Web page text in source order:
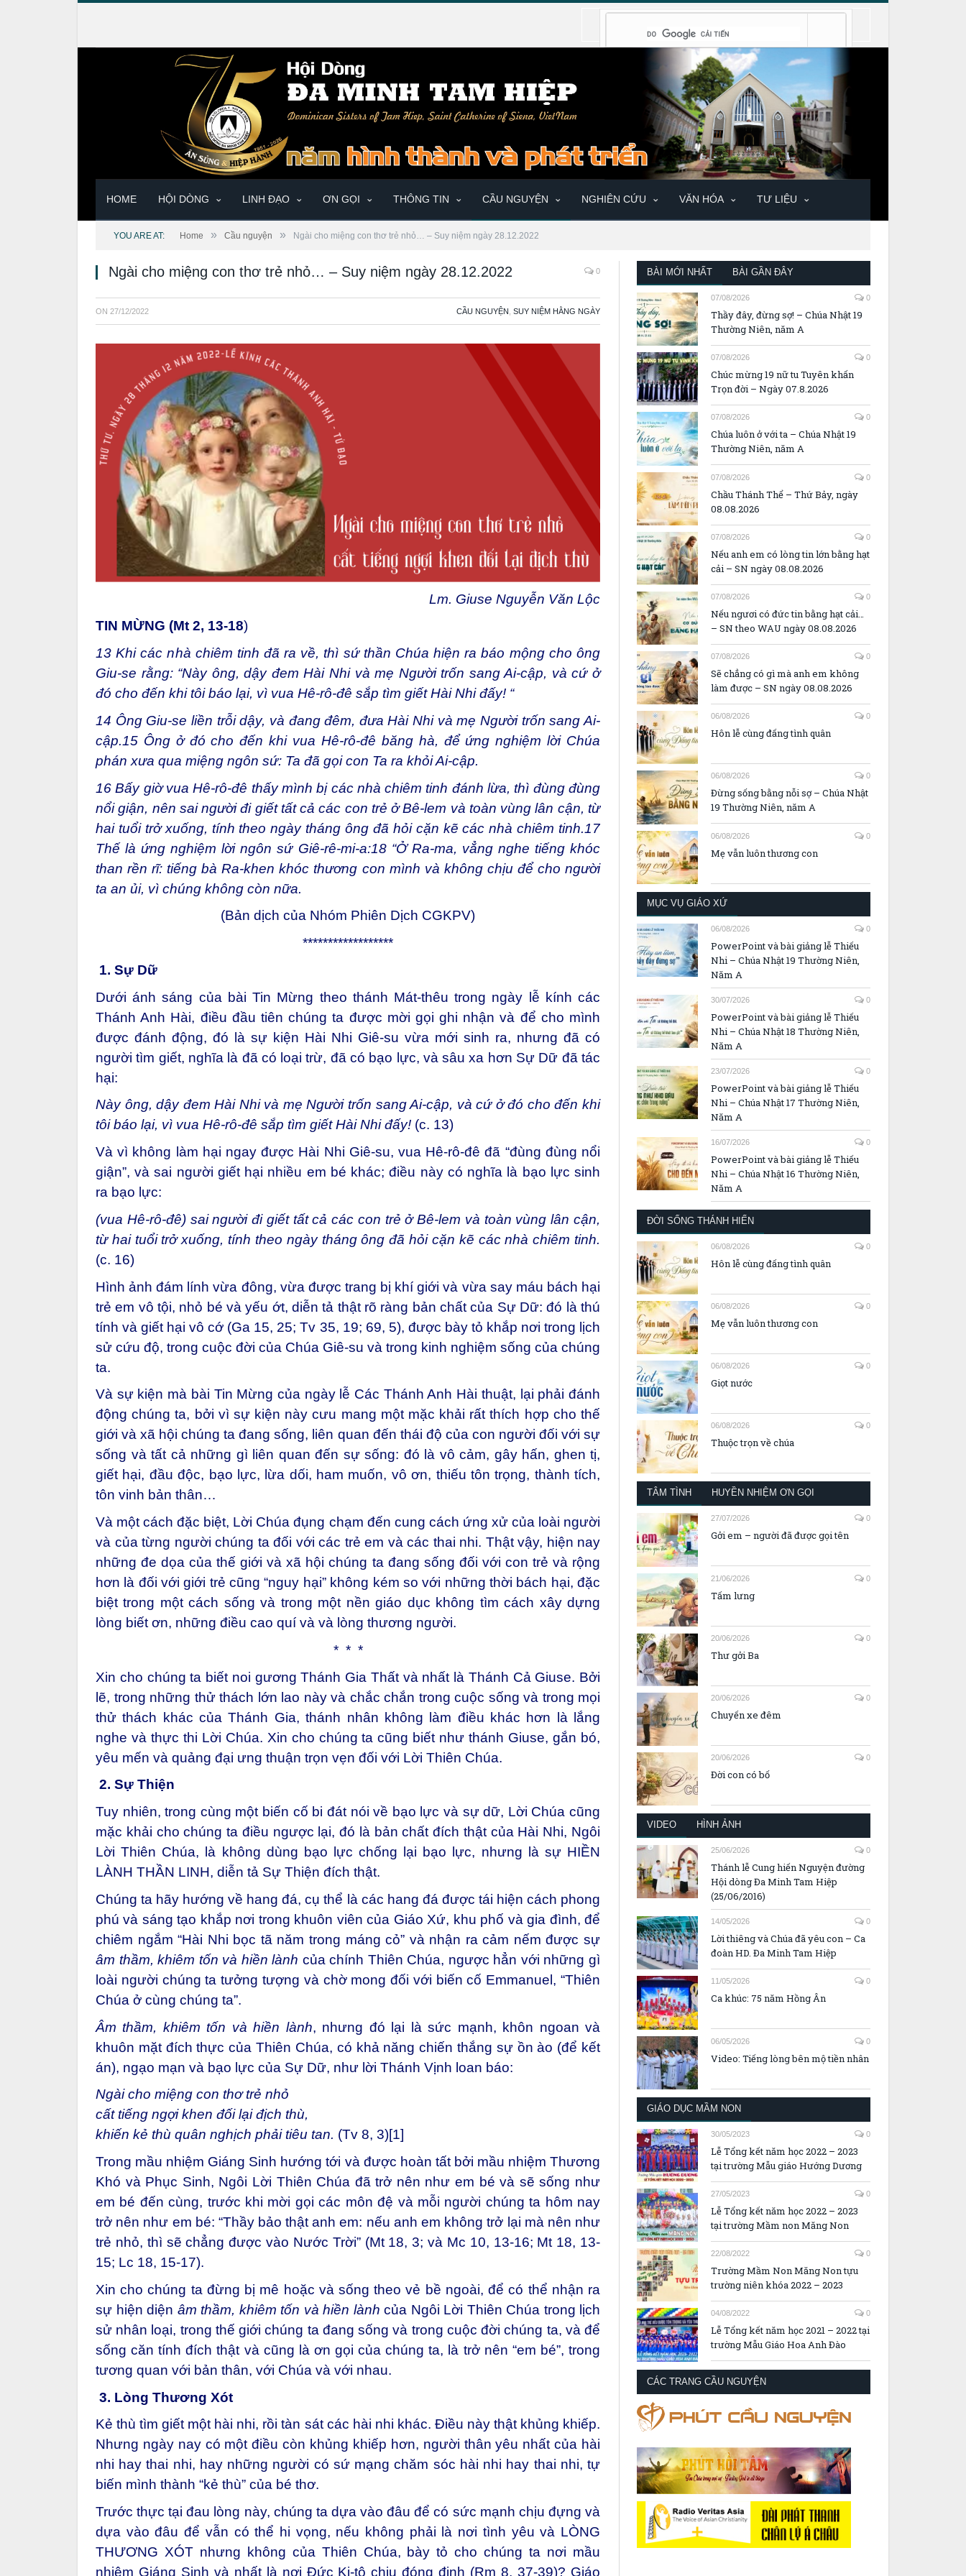
HOME HỘI DÒNG LINH ĐẠO ƠN GỌI THÔNG TIN CẦU NGUYỆN NGHIÊN CỨU VĂN HÓA TƯ LIỆU
YOU ARE AT: Home » Cầu nguyện » Ngài cho miệng con thơ trẻ nhỏ… – Suy niệm ngày 28.12.2022
Ngài cho miệng con thơ trẻ nhỏ… – Suy niệm ngày 28.12.2022 0
ON 27/12/2022 CẦU NGUYỆN SUY NIỆM HẰNG NGÀY
Lm. Giuse Nguyễn Văn Lộc
TIN MỪNG (Mt 2, 13-18)
13 Khi các nhà chiêm tinh đã ra về, thì sứ thần Chúa hiện ra báo mộng cho ông
Giu-se rằng: “Này ông, dậy đem Hài Nhi và mẹ Người trốn sang Ai-cập, và cứ ở
đó cho đến khi tôi báo lại, vì vua Hê-rô-đê sắp tìm giết Hài Nhi đấy! “
14 Ông Giu-se liền trỗi dậy, và đang đêm, đưa Hài Nhi và mẹ Người trốn sang Ai-
cập.15 Ông ở đó cho đến khi vua Hê-rô-đê băng hà, để ứng nghiệm lời Chúa
phán xưa qua miệng ngôn sứ: Ta đã gọi con Ta ra khỏi Ai-cập.
16 Bấy giờ vua Hê-rô-đê thấy mình bị các nhà chiêm tinh đánh lừa, thì đùng đùng
nổi giận, nên sai người đi giết tất cả các con trẻ ở Bê-lem và toàn vùng lân cận, từ
hai tuổi trở xuống, tính theo ngày tháng ông đã hỏi cặn kẽ các nhà chiêm tinh.17
Thế là ứng nghiệm lời ngôn sứ Giê-rê-mi-a:18 “Ở Ra-ma, vẳng nghe tiếng khóc
than rền rĩ: tiếng bà Ra-khen khóc thương con mình và không chịu để cho người
ta an ủi, vì chúng không còn nữa.
(Bản dịch của Nhóm Phiên Dịch CGKPV)
******************
1. Sự Dữ
Dưới ánh sáng của bài Tin Mừng theo thánh Mát-thêu trong ngày lễ kính các
Thánh Anh Hài, điều đầu tiên chúng ta được mời gọi ghi nhận và để cho mình
được đánh động, đó là sự kiện Hài Nhi Giê-su vừa mới sinh ra, nhưng đã có
người tìm giết, nghĩa là đã có loại trừ, đã có bạo lực, và sâu xa hơn Sự Dữ đã tác
hại:
Này ông, dậy đem Hài Nhi và mẹ Người trốn sang Ai-cập, và cứ ở đó cho đến khi
tôi báo lại, vì vua Hê-rô-đê sắp tìm giết Hài Nhi đấy! (c. 13)
Và vì không làm hại ngay được Hài Nhi Giê-su, vua Hê-rô-đê đã “đùng đùng nổi
giận”, và sai người giết hại nhiều em bé khác; điều này có nghĩa là bạo lực sinh
ra bạo lực:
(vua Hê-rô-đê) sai người đi giết tất cả các con trẻ ở Bê-lem và toàn vùng lân cận,
từ hai tuổi trở xuống, tính theo ngày tháng ông đã hỏi cặn kẽ các nhà chiêm tinh.
(c. 16)
Hình ảnh đám lính vừa đông, vừa được trang bị khí giới và vừa say máu bách hại
trẻ em vô tội, nhỏ bé và yếu ớt, diễn tả thật rõ ràng bản chất của Sự Dữ: đó là thú
tính và giết hại vô cớ (Ga 15, 25; Tv 35, 19; 69, 5), được bày tỏ khắp nơi trong lịch
sử cứu độ, trong cuộc đời của Chúa Giê-su và trong kinh nghiệm sống của chúng
ta.
Và sự kiện mà bài Tin Mừng của ngày lễ Các Thánh Anh Hài thuật, lại phải đánh
động chúng ta, bởi vì sự kiện này cưu mang một mặc khải rất thích hợp cho thế
giới và xã hội chúng ta đang sống, liên quan đến thái độ của con người đối với sự
sống và tất cả những gì liên quan đến sự sống: đó là vô cảm, gây hấn, ghen tị,
giết hại, đầu độc, bạo lực, lừa dối, ham muốn, vô ơn, thiếu tôn trọng, thành tích,
tôn vinh bản thân…
Và một cách đặc biệt, Lời Chúa đụng chạm đến cung cách ứng xử của loài người
và của từng người chúng ta đối với các trẻ em và các thai nhi. Thật vậy, hiện nay
những đe dọa của thế giới và xã hội chúng ta đang sống đối với con trẻ và rộng
hơn là đối với giới trẻ cũng “nguy hại” không kém so với những thời bách hại, đặc
biệt trong một cách sống và trong một nền giáo dục không tìm cách xây dựng
lòng biết ơn, những điều cao quí và và lòng thương người.
* * *
Xin cho chúng ta biết noi gương Thánh Gia Thất và nhất là Thánh Cả Giuse. Bởi
lẽ, trong những thử thách lớn lao này và chắc chắn trong cuộc sống và trong mọi
thử thách khác của Thánh Gia, thánh nhân không làm điều khác hơn là lắng
nghe và thực thi Lời Chúa. Xin cho chúng ta cũng biết như thánh Giuse, gắn bó,
yêu mến và quảng đại ưng thuận trọn vẹn đối với Lời Thiên Chúa.
2. Sự Thiện
Tuy nhiên, trong cùng một biến cố bi đát nói về bạo lực và sự dữ, Lời Chúa cũng
mặc khải cho chúng ta điều ngược lại, đó là bản chất đích thật của Hài Nhi, Ngôi
Lời Thiên Chúa, là không dùng bạo lực chống lại bạo lực, nhưng là sự HIỀN
LÀNH THẦN LINH, diễn tả Sự Thiện đích thật.
Chúng ta hãy hướng về hang đá, cụ thể là các hang đá được tái hiện cách phong
phú và sáng tạo khắp nơi trong khuôn viên của Giáo Xứ, khu phố và gia đình, để
chiêm ngắm “Hài Nhi bọc tã năm trong máng cỏ” và nhận ra cảm nếm được sự
âm thầm, khiêm tốn và hiền lành của chính Thiên Chúa, ngược hẳn với những gì
loài người chúng ta tưởng tượng và chờ mong đối với biến cố Emmanuel, “Thiên
Chúa ở cùng chúng ta”.
Âm thầm, khiêm tốn và hiền lành, nhưng đó lại là sức mạnh, khôn ngoan và
khuôn mặt đích thực của Thiên Chúa, có khả năng chiến thắng sự ồn ào (để kết
án), ngạo mạn và bạo lực của Sự Dữ, như lời Thánh Vịnh loan báo:
Ngài cho miệng con thơ trẻ nhỏ
cất tiếng ngợi khen đối lại địch thù,
khiến kẻ thù quân nghịch phải tiêu tan. (Tv 8, 3)[1]
Trong mầu nhiệm Giáng Sinh hướng tới và được hoàn tất bởi mầu nhiệm Thương
Khó và Phục Sinh, Ngôi Lời Thiên Chúa đã trở nên như em bé và sẽ sống như
em bé đến cùng, trước khi mời gọi các môn đệ và mỗi người chúng ta hôm nay
trở nên như em bé: “Thầy bảo thật anh em: nếu anh em không trở lại mà nên như
trẻ nhỏ, thì sẽ chẳng được vào Nước Trời” (Mt 18, 3; và Mc 10, 13-16; Mt 18, 13-
15; Lc 18, 15-17).
Xin cho chúng ta đừng bị mê hoặc và sống theo vẻ bề ngoài, để có thể nhận ra
sự hiện diện âm thầm, khiêm tốn và hiền lành của Ngôi Lời Thiên Chúa trong lịch
sử nhân loại, trong thế giới chúng ta đang sống và trong cuộc đời chúng ta, và để
sống căn tính đích thật và cũng là ơn gọi của chúng ta, là trở nên “em bé”, trong
tương quan với bản thân, với Chúa và với nhau.
3. Lòng Thương Xót
Kẻ thù tìm giết một hài nhi, rồi tàn sát các hài nhi khác. Điều này thật khủng khiếp.
Nhưng ngày nay có một điều còn khủng khiếp hơn, người thân yêu nhất của hài
nhi hay thai nhi, hay những người có sứ mạng chăm sóc hài nhi hay thai nhi, tự
biến mình thành “kẻ thù” của bé thơ.
Trước thực tại đau lòng này, chúng ta dựa vào đâu để có sức mạnh chịu đựng và
dựa vào đâu để vẫn có thể hi vọng, nếu không phải là nơi tình yêu và LÒNG
THƯƠNG XÓT nhưng không của Thiên Chúa, bày tỏ cho chúng ta nơi mầu
nhiệm Giáng Sinh và nhất là nơi Đức Ki-tô chịu đóng đinh (Rm 8, 37-39)? Giáo
BÀI MỚI NHẤT BÀI GẦN ĐÂY
07/08/2026 0
Thầy đây, đừng sợ! – Chúa Nhật 19
Thường Niên, năm A
07/08/2026 0
Chúc mừng 19 nữ tu Tuyên khấn
Trọn đời – Ngày 07.8.2026
07/08/2026 0
Chúa luôn ở với ta – Chúa Nhật 19
Thường Niên, năm A
07/08/2026 0
Chầu Thánh Thể – Thứ Bảy, ngày
08.08.2026
07/08/2026 0
Nếu anh em có lòng tin lớn bằng hạt
cải – SN ngày 08.08.2026
07/08/2026 0
Nếu ngươi có đức tin bằng hạt cải…
– SN theo WAU ngày 08.08.2026
07/08/2026 0
Sẽ chẳng có gì mà anh em không
làm được – SN ngày 08.08.2026
06/08/2026 0
Hôn lễ cùng đấng tình quân
06/08/2026 0
Đừng sống bằng nỗi sợ – Chúa Nhật
19 Thường Niên, năm A
06/08/2026 0
Mẹ vẫn luôn thương con
MỤC VỤ GIÁO XỨ
06/08/2026 0
PowerPoint và bài giảng lễ Thiếu
Nhi – Chúa Nhật 19 Thường Niên,
Năm A
30/07/2026 0
PowerPoint và bài giảng lễ Thiếu
Nhi – Chúa Nhật 18 Thường Niên,
Năm A
23/07/2026 0
PowerPoint và bài giảng lễ Thiếu
Nhi – Chúa Nhật 17 Thường Niên,
Năm A
16/07/2026 0
PowerPoint và bài giảng lễ Thiếu
Nhi – Chúa Nhật 16 Thường Niên,
Năm A
ĐỜI SỐNG THÁNH HIẾN
06/08/2026 0
Hôn lễ cùng đấng tình quân
06/08/2026 0
Mẹ vẫn luôn thương con
06/08/2026 0
Giọt nước
06/08/2026 0
Thuộc trọn về chúa
TÂM TÌNH HUYỀN NHIỆM ƠN GỌI
27/07/2026 0
Gởi em – người đã được gọi tên
21/06/2026 0
Tấm lưng
20/06/2026 0
Thư gởi Ba
20/06/2026 0
Chuyến xe đêm
20/06/2026 0
Đời con có bố
VIDEO HÌNH ẢNH
25/06/2026 0
Thánh lễ Cung hiến Nguyện đường
Hội dòng Đa Minh Tam Hiệp
(25/06/2016)
14/05/2026 0
Lời thiêng và Chúa đã yêu con – Ca
đoàn HD. Đa Minh Tam Hiệp
11/05/2026 0
Ca khúc: 75 năm Hồng Ân
06/05/2026 0
Video: Tiếng lòng bên mộ tiền nhân
GIÁO DỤC MẦM NON
30/05/2023 0
Lễ Tổng kết năm học 2022 – 2023
tại trường Mẫu giáo Hướng Dương
27/05/2023 0
Lễ Tổng kết năm học 2022 – 2023
tại trường Mầm non Măng Non
22/08/2022 0
Trường Mầm Non Măng Non tựu
trường niên khóa 2022 – 2023
04/08/2022 0
Lễ Tổng kết năm học 2021 – 2022 tại
trường Mẫu Giáo Hoa Anh Đào
CÁC TRANG CẦU NGUYỆN